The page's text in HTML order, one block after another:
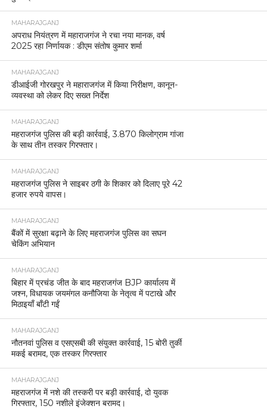
MAHARAJGANJ
अपराध नियंत्रण में महाराजगंज ने रचा नया मानक, वर्ष
2025 रहा निर्णायक : डीएम संतोष कुमार शर्मा
MAHARAJGANJ
डीआईजी गोरखपुर ने महाराजगंज में किया निरीक्षण, कानून-
व्यवस्था को लेकर दिए सख्त निर्देश
MAHARAJGANJ
महराजगंज पुलिस की बड़ी कार्रवाई, 3.870 किलोग्राम गांजा
के साथ तीन तस्कर गिरफ्तार।
MAHARAJGANJ
महराजगंज पुलिस ने साइबर ठगी के शिकार को दिलाए पूरे 42
हजार रुपये वापस।
MAHARAJGANJ
बैंकों में सुरक्षा बढ़ाने के लिए महराजगंज पुलिस का सघन
चेकिंग अभियान
MAHARAJGANJ
बिहार में प्रचंड जीत के बाद महराजगंज BJP कार्यालय में
जश्न, विधायक जयमंगल कनौजिया के नेतृत्व में पटाखे और
मिठाइयाँ बाँटी गईं
MAHARAJGANJ
नौतनवां पुलिस व एसएसबी की संयुक्त कार्रवाई, 15 बोरी तुर्की
मकई बरामद, एक तस्कर गिरफ्तार
MAHARAJGANJ
महराजगंज में नशे की तस्करी पर बड़ी कार्रवाई, दो युवक
गिरफ्तार, 150 नशीले इंजेक्शन बरामद।